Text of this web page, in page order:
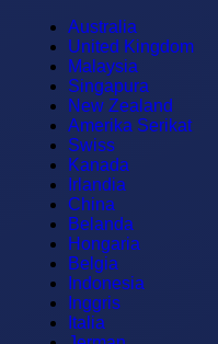
Australia
United Kingdom
Malaysia
Singapura
New Zealand
Amerika Serikat
Swiss
Kanada
Irlandia
China
Belanda
Hongaria
Belgia
Indonesia
Inggris
Italia